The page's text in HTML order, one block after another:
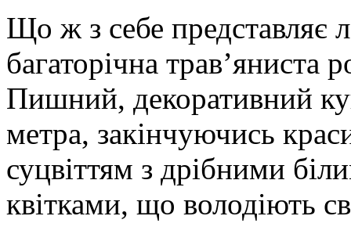
Що ж з себе представляє
багаторічна трав’яниста
Пишний, декоративний
метра, закінчуючись
суцвіттям з дрібними
квітками, що володіють